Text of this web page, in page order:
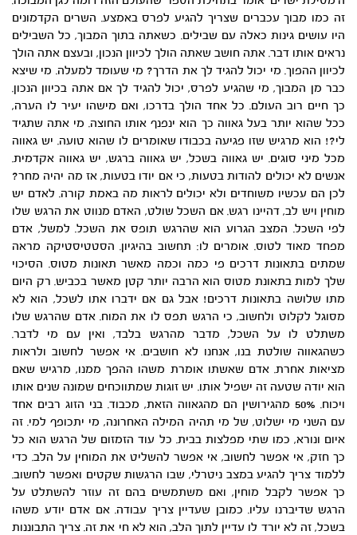
זה כמו מבוך עכברים שצריך להגיע לפרס באמצע. השרים הקדמונים
היו עושים גינות כאלה עם שבילים. כשאתה בתוך המבוך, כל השבילים
נראים אותו דבר. אתה חושב שאתה הולך לכיוון הנכון, ובעצם אתה הולך
לכיוון ההפוך. מי יכול להגיד לך את הדרך? מי שעומד למעלה. מי שיצא
כבר מן המבוך, מי שהגיע לפרס, יכול להגיד לך אם אתה בכיוון הנכון.
כך חיים רוב העולם. כל אחד הולך בדרכו, ואם מישהו יעיר לו הערה,
ככל שהוא יותר בעל גאווה כך הוא ינפנף אותו החוצה. מי אתה שתגיד
לי?! הוא מרגיש שזו פגיעה בכבודו שאומרים לו שהוא טועה. יש גאווה
מכל מיני סוגים. יש גאווה בשכל, יש גאווה ברגש, יש גאווה אקדמית.
אנשים לא יכולים להודות בטעות, כי אם יודו בטעות, אז מה יהיה מחר?
לכן הם עכשיו משוחדים ולא יכולים לראות מה באמת קורה. לאדם יש
מוחין ויש לב, דהיינו רגש. אם השכל שולט, האדם מנווט את הרגש שלו
לפי השכל. המצב הגרוע הוא שהרגש תופס את השכל. למשל, אדם
מפחד מאוד לטוס. אומרים לו: תחשוב בהיגיון. הסטטיסטיקה מראה
שמתים בתאונות דרכים פי כמה וכמה מאשר תאונות מטוס. הסיכוי
שלך למות בתאונת מטוס הוא הרבה יותר קטן מאשר בכביש. רק היום
מתו שלושה בתאונות דרכים! אבל גם אם ידברו אתו לשכל, הוא לא
מסוגל לקלוט ולחשוב, כי הרגש תפס לו את המוח. אדם שהרגש שלו
משתלט לו על השכל, מדבר מהרגש בלבד, ואין עם מי לדבר.
כשהגאווה שולטת בנו, אנחנו לא חושבים. אי אפשר לחשוב ולראות
מציאות אחרת. אדם שאשתו אומרת משהו ההפך ממנו, מרגיש שאם
הוא יודה שטעה זה ישפיל אותו. יש זוגות שמתווכחים שמונה שנים אותו
ויכוח. 50% מהגירושין הם מהגאווה הזאת, מכבוד. בני הזוג רבים אחד
עם השני מי ישלוט, של מי תהיה המילה האחרונה, מי יתכופף למי. זה
איום ונורא, כמו שתי מפלצות בבית. כל עוד הזמזום של הרגש הוא כל
כך חזק, אי אפשר לחשוב, אי אפשר להשליט את המוחין על הלב. כדי
ללמוד צריך להגיע במצב ניטרלי, שבו הרגשות שקטים ואפשר לחשוב.
כך אפשר לקבל מוחין, ואם משתמשים בהם זה עוזר להשתלט על
הרגש שדיברנו עליו. כמובן שעדיין צריך עבודה. אם אדם יודע משהו
בשכל, זה לא יורד לו עדיין לתוך הלב, הוא לא חי את זה. צריך התבוננות